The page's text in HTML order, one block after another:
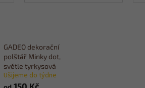
GADEO dekorační
polštář Minky dot,
světle tyrkysová
Ušijeme do týdne
150 Kč